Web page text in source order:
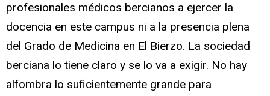
profesionales médicos bercianos a ejercer la
docencia en este campus ni a la presencia plena
del Grado de Medicina en El Bierzo. La sociedad
berciana lo tiene claro y se lo va a exigir. No hay
alfombra lo suficientemente grande para